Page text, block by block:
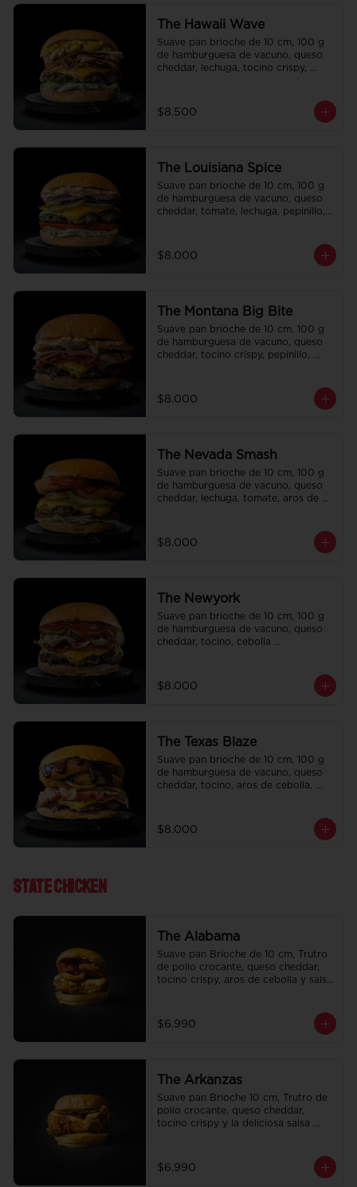
The Hawaii Wave
Suave pan brioche de 10 cm, 100 g
de hamburguesa de vacuno, queso
cheddar, lechuga, tocino crispy,
$8.500
The Louisiana Spice
Suave pan brioche de 10 cm, 100 g
de hamburguesa de vacuno, queso
cheddar, tomate, lechuga, pepinillo,
$8.000
The Montana Big Bite
Suave pan brioche de 10 cm, 100 g
de hamburguesa de vacuno, queso
cheddar, tocino crispy, pepinillo,
$8.000
The Nevada Smash
Suave pan brioche de 10 cm, 100 g
de hamburguesa de vacuno, queso
cheddar, lechuga, tomate, aros de
$8.000
The Newyork
Suave pan brioche de 10 cm, 100 g
de hamburguesa de vacuno, queso
cheddar, tocino, cebolla
$8.000
The Texas Blaze
Suave pan brioche de 10 cm, 100 g
de hamburguesa de vacuno, queso
cheddar, tocino, aros de cebolla,
$8.000
State ChIcken
The Alabama
Suave pan Brioche de 10 cm, Trutro
de pollo crocante, queso cheddar,
tocino crispy, aros de cebolla y salsa
$6.990
The Arkanzas
Suave pan Brioche 10 cm, Trutro de
pollo crocante, queso cheddar,
tocino crispy y la deliciosa salsa
$6.990